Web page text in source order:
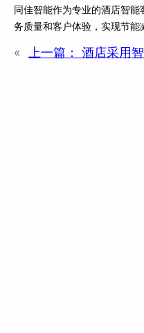
同佳智能作为专业的酒店智
务质量和客户体验，实现节能
« 上一篇： 酒店采用